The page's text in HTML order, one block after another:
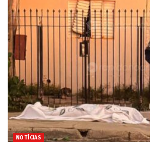
NOTÍCIAS